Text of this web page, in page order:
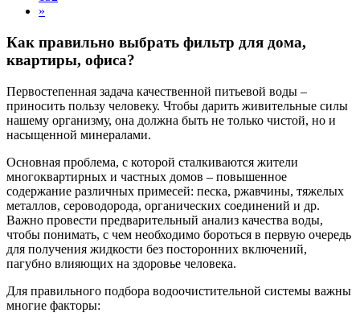
»
Как правильно выбрать фильтр для дома,
квартиры, офиса?
Первостепенная задача качественной питьевой воды –
приносить пользу человеку. Чтобы дарить живительные силы
нашему организму, она должна быть не только чистой, но и
насыщенной минералами.
Основная проблема, с которой сталкиваются жители
многоквартирных и частных домов – повышенное
содержание различных примесей: песка, ржавчины, тяжелых
металлов, сероводорода, органических соединений и др.
Важно провести предварительный анализ качества воды,
чтобы понимать, с чем необходимо бороться в первую очередь
для получения жидкости без посторонних включений,
пагубно влияющих на здоровье человека.
Для правильного подбора водоочистительной системы важны
многие факторы: